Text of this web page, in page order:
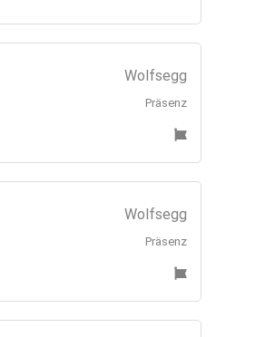
Wolfsegg
Präsenz
Wolfsegg
Präsenz